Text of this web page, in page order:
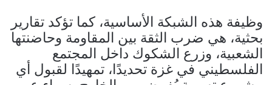
وظيفة هذه الشبكة الأساسية، كما تؤكد تقارير
بحثية، هي ضرب الثقة بين المقاومة وحاضنتها
الشعبية، وزرع الشكوك داخل المجتمع
الفلسطيني في غزة تحديدًا، تمهيدًا لقبول أي